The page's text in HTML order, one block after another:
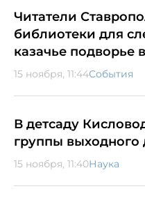
Читатели
библиотеки для
казачье подворье
15 ноября, 11:44События
В детсаду
группы выходного
15 ноября, 11:40Наука